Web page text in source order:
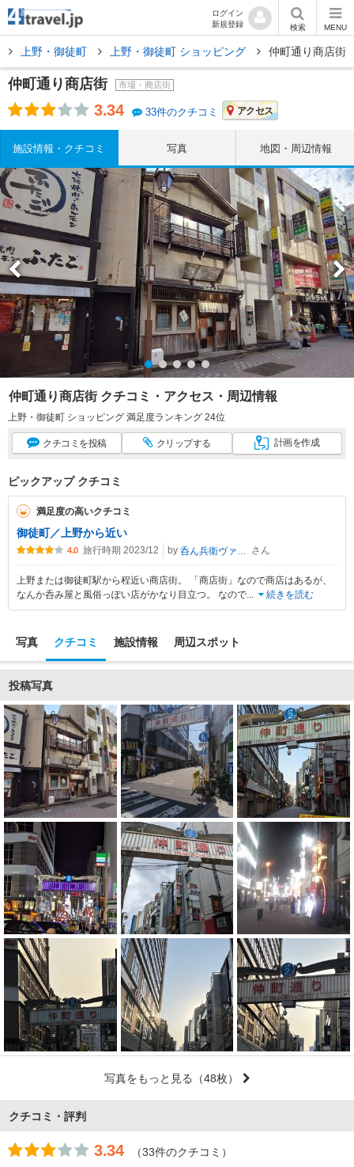
ログイン
新規登録
検索 MENU
上野・御徒町 上野・御徒町 ショッピング 仲町通り商店街
仲町通り商店街 市場・商店街
3.34 33件のクチコミ アクセス
施設情報・クチコミ 写真 地図・周辺情報
仲町通り商店街 クチコミ・アクセス・周辺情報
上野・御徒町 ショッピング 満足度ランキング 24位
クチコミ を投稿 クリップする 計画を作成
ピックアップ クチコミ
満足度の高いクチコミ
御徒町／上野から近い
4.0 旅行時期 2023/12 by 呑ん兵衛ヴァガボン(ド) さん
上野または御徒町駅から程近い商店街。 「商店街」なので商店はあるが、
なんか呑み屋と風俗っぽい店がかなり目立つ。 なので... 続きを読む
写真 クチコミ 施設情報 周辺スポット
投稿写真
写真をもっと見る （48枚）
クチコミ・評判
3.34
（33件のクチコミ）